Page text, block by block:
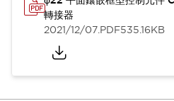
轉接器
2021/12/07.PDF535.16KB